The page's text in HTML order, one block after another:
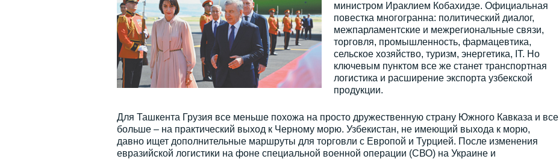
министром Ираклием Кобахидзе. Официальная
повестка многогранна: политический диалог,
межпарламентские и межрегиональные связи,
торговля, промышленность, фармацевтика,
сельское хозяйство, туризм, энергетика, IT. Но
ключевым пунктом все же станет транспортная
логистика и расширение экспорта узбекской
продукции.
Для Ташкента Грузия все меньше похожа на просто дружественную страну Южного Кавказа и все
больше – на практический выход к Черному морю. Узбекистан, не имеющий выхода к морю,
давно ищет дополнительные маршруты для торговли с Европой и Турцией. После изменения
евразийской логистики на фоне специальной военной операции (СВО) на Украине и